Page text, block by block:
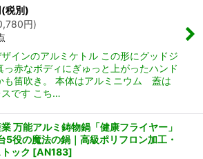
(税別)
円)
インのアルミケトル この形にグッドジ
っ赤なボディにぎゅっと上がったハンド
も笛吹き。 本体はアルミニウム 蓋は
スです こち…
万能アルミ鋳物鍋「健康フライヤー」
5役の魔法の鍋｜高級ポリフロン加工・
ック [AN183]